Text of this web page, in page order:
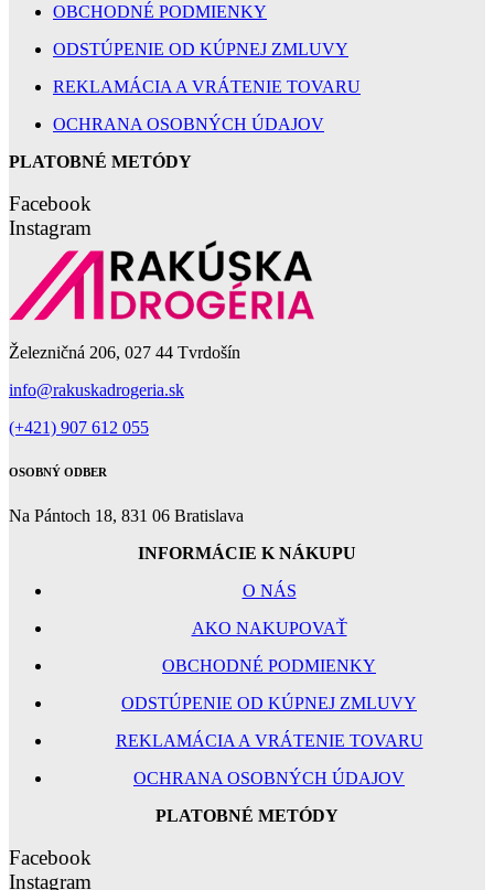
OBCHODNÉ PODMIENKY
ODSTÚPENIE OD KÚPNEJ ZMLUVY
REKLAMÁCIA A VRÁTENIE TOVARU
OCHRANA OSOBNÝCH ÚDAJOV
PLATOBNÉ METÓDY
Facebook
Instagram
Železničná 206, 027 44 Tvrdošín
info@rakuskadrogeria.sk
(+421) 907 612 055
OSOBNÝ ODBER
Na Pántoch 18, 831 06 Bratislava
INFORMÁCIE K NÁKUPU
O NÁS
AKO NAKUPOVAŤ
OBCHODNÉ PODMIENKY
ODSTÚPENIE OD KÚPNEJ ZMLUVY
REKLAMÁCIA A VRÁTENIE TOVARU
OCHRANA OSOBNÝCH ÚDAJOV
PLATOBNÉ METÓDY
Facebook
Instagram